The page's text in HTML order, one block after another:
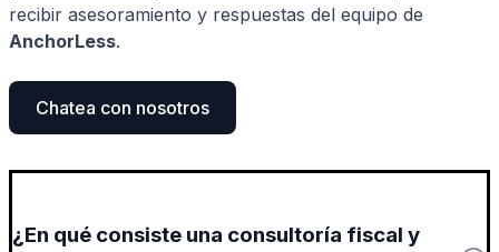
recibir asesoramiento y respuestas del equipo de
AnchorLess.
Chatea con nosotros
¿En qué consiste una consultoría fiscal y